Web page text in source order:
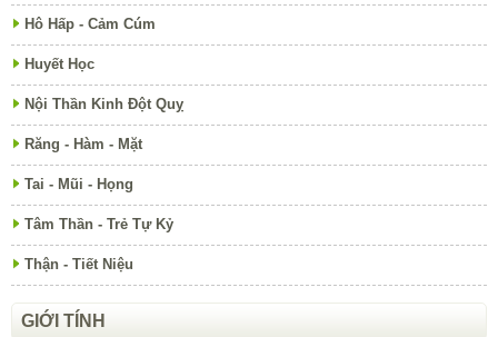
Hô Hấp - Cảm Cúm
Huyết Học
Nội Thần Kinh Đột Quỵ
Răng - Hàm - Mặt
Tai - Mũi - Họng
Tâm Thần - Trẻ Tự Kỷ
Thận - Tiết Niệu
GIỚI TÍNH